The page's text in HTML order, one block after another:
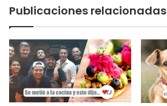
Publicaciones relacionadas